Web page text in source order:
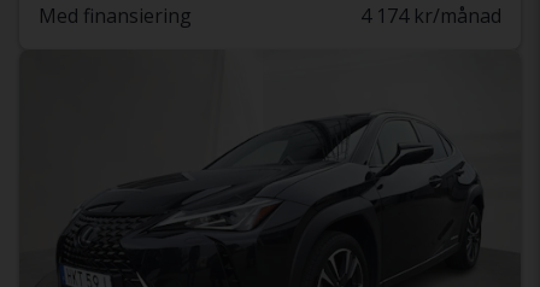
Med finansiering 4 174 kr/månad